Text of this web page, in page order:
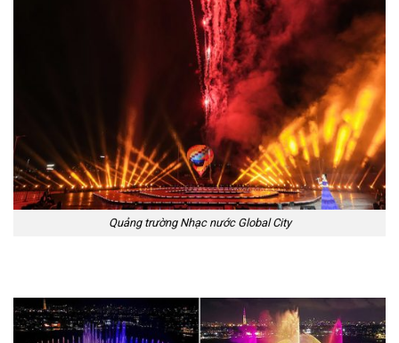
Quảng trường Nhạc nước Global City